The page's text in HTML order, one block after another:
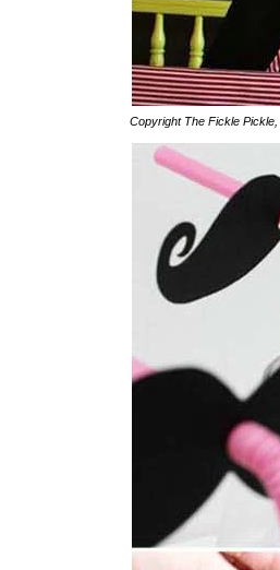
Copyright The Fickle Pickle